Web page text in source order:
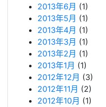
2013年6月 (1)
2013年5月 (1)
2013年4月 (1)
2013年3月 (1)
2013年2月 (1)
2013年1月 (1)
2012年12月 (3)
2012年11月 (2)
2012年10月 (1)